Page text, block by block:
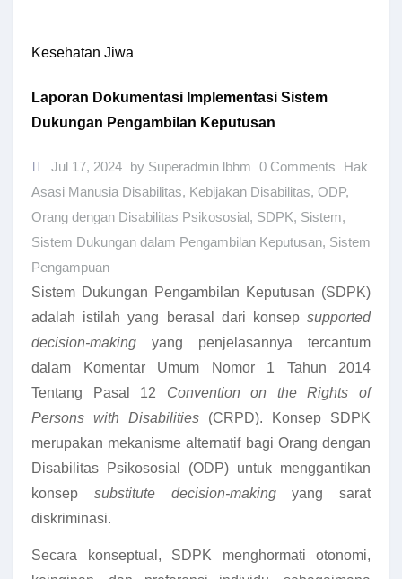
Kesehatan Jiwa
Laporan Dokumentasi Implementasi Sistem
Dukungan Pengambilan Keputusan
Jul 17, 2024 by Superadmin lbhm 0 Comments
Hak
Asasi Manusia Disabilitas, Kebijakan Disabilitas, ODP,
Orang dengan Disabilitas Psikososial, SDPK, Sistem,
Sistem Dukungan dalam Pengambilan Keputusan, Sistem
Pengampuan
Sistem Dukungan Pengambilan Keputusan (SDPK)
adalah istilah yang berasal dari konsep supported
decision-making yang penjelasannya tercantum
dalam Komentar Umum Nomor 1 Tahun 2014
Tentang Pasal 12 Convention on the Rights of
Persons with Disabilities (CRPD). Konsep SDPK
merupakan mekanisme alternatif bagi Orang dengan
Disabilitas Psikososial (ODP) untuk menggantikan
konsep substitute decision-makingyang sarat
diskriminasi.
Secara konseptual, SDPK menghormati otonomi,